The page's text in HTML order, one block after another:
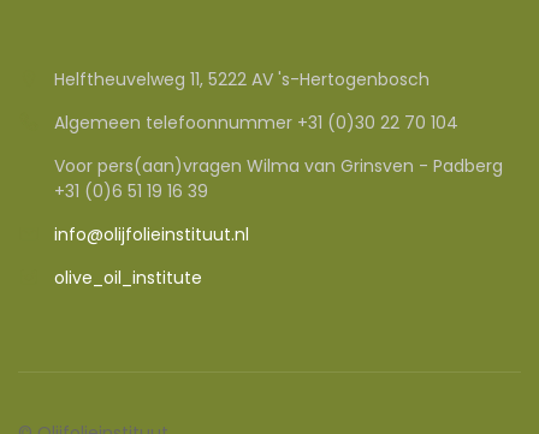
Helftheuvelweg 11, 5222 AV 's-Hertogenbosch
Algemeen telefoonnummer +31 (0)30 22 70 104
Voor pers(aan)vragen Wilma van Grinsven - Padberg
+31 (0)6 51 19 16 39
info@olijfolieinstituut.nl
olive_oil_institute